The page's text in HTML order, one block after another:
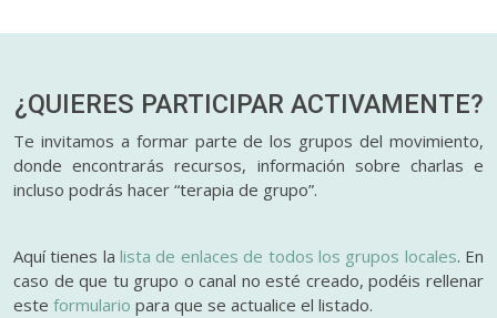
¿QUIERES PARTICIPAR ACTIVAMENTE?
Te invitamos a formar parte de los grupos del movimiento,
donde encontrarás recursos, información sobre charlas e
incluso podrás hacer “terapia de grupo”.
Aquí tienes lalista de enlaces de todos los grupos locales. En
caso de que tu grupo o canal no esté creado, podéis rellenar
este formulario para que se actualice el listado.